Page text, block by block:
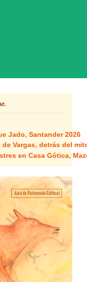
Jado, Santander 2026
Vargas, detrás del
en Casa Gótica,